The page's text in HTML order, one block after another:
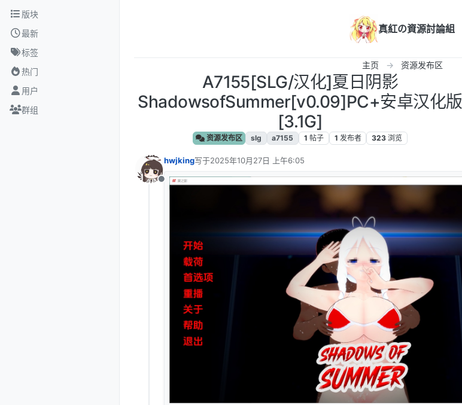
跳转至内容
版块
最新
标签
热门
用户
群组
真紅の資源討論組
主页 资源发布区
A7155[SLG/汉化]夏日阴影
ShadowsofSummer[v0.09]PC+安卓汉化版
[3.1G]
资源发布区 slg a7155 1 帖子 1 发布者 323 浏览
离线
hwjking写于2025年10月27日 上午6:05
最后由 编辑